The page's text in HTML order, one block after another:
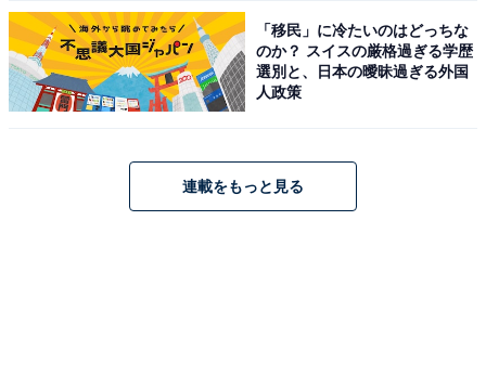
「移民」に冷たいのはどっちな
のか？ スイスの厳格過ぎる学歴
選別と、日本の曖昧過ぎる外国
人政策
連載をもっと見る